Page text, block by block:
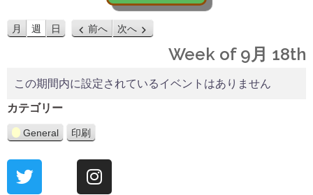
月 週 日 前へ 次へ
Week of 9月 18th
この期間内に設定されているイベントはありません
カテゴリー
General 印刷